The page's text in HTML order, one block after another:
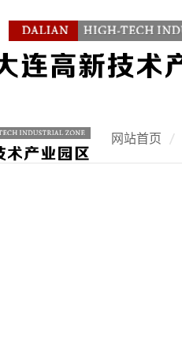
网站首页